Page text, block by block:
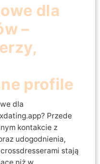
dla
–
profile
dla
Przede
kontakcie z
udogodnienia,
stają